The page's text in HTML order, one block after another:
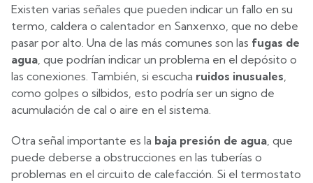
Existen varias señales que pueden indicar un fallo en su
termo, caldera o calentador en Sanxenxo, que no debe
pasar por alto. Una de las más comunes son las fugas de
agua, que podrían indicar un problema en el depósito o
las conexiones. También, si escucha ruidos inusuales,
como golpes o silbidos, esto podría ser un signo de
acumulación de cal o aire en el sistema.
Otra señal importante es la baja presión de agua, que
puede deberse a obstrucciones en las tuberías o
problemas en el circuito de calefacción. Si el termostato